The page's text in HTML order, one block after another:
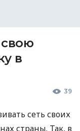
в
39
сеть своих
страны. Так, в